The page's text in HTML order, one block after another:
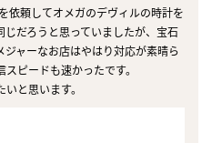
依頼してオメガのデヴィルの時計を
だろうと思っていましたが、宝石
ャーなお店はやはり対応が素晴ら
ピードも速かったです。
と思います。